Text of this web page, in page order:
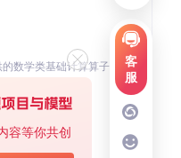
客
服
容等你共创